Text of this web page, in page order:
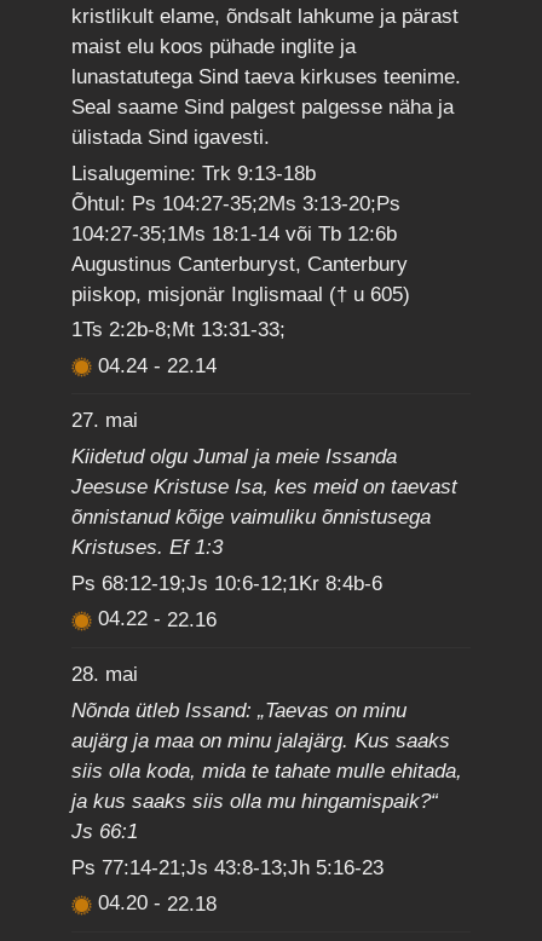
kristlikult elame, õndsalt lahkume ja pärast
maist elu koos pühade inglite ja
lunastatutega Sind taeva kirkuses teenime.
Seal saame Sind palgest palgesse näha ja
ülistada Sind igavesti.
Lisalugemine: Trk 9:13-18b
Õhtul: Ps 104:27-35;2Ms 3:13-20;Ps
104:27-35;1Ms 18:1-14 või Tb 12:6b
Augustinus Canterburyst, Canterbury
piiskop, misjonär Inglismaal († u 605)
1Ts 2:2b-8;Mt 13:31-33;
04.24-22.14
27. mai
Kiidetud olgu Jumal ja meie Issanda
Jeesuse Kristuse Isa, kes meid on taevast
õnnistanud kõige vaimuliku õnnistusega
Kristuses. Ef 1:3
Ps 68:12-19;Js 10:6-12;1Kr 8:4b-6
04.22-22.16
28. mai
Nõnda ütleb Issand: „Taevas on minu
aujärg ja maa on minu jalajärg. Kus saaks
siis olla koda, mida te tahate mulle ehitada,
ja kus saaks siis olla mu hingamispaik?“
Js 66:1
Ps 77:14-21;Js 43:8-13;Jh 5:16-23
04.20- 22.18